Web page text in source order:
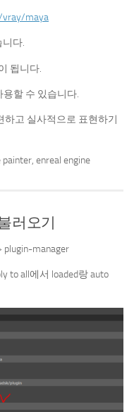
maya
다.
됩니다.
할 수 있습니다.
하고 실사적으로 표현하기
enreal engine
러오기
manager
to all에서 loaded랑 auto